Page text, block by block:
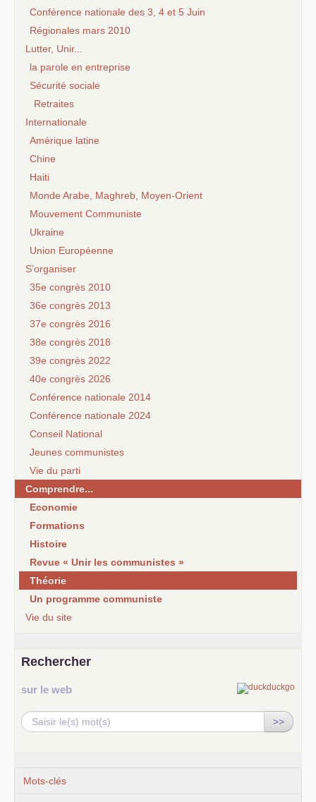
Conférence nationale des 3, 4 et 5 Juin
Régionales mars 2010
Lutter, Unir...
la parole en entreprise
Sécurité sociale
Retraites
Internationale
Amérique latine
Chine
Haiti
Monde Arabe, Maghreb, Moyen-Orient
Mouvement Communiste
Ukraine
Union Européenne
S’organiser
35e congrès 2010
36e congrès 2013
37e congrès 2016
38e congrès 2018
39e congrès 2022
40e congrès 2026
Conférence nationale 2014
Conférence nationale 2024
Conseil National
Jeunes communistes
Vie du parti
Comprendre...
Economie
Formations
Histoire
Revue « Unir les communistes »
Théorie
Un programme communiste
Vie du site
Rechercher
sur le web
>>
Mots-clés